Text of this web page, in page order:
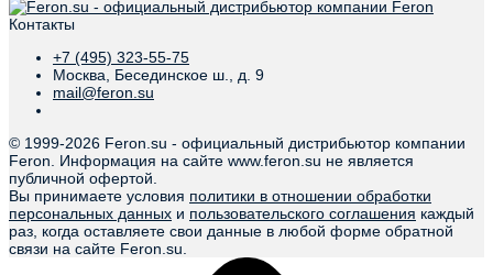
Контакты
+7 (495) 323-55-75
Москва, Бесединское ш., д. 9
mail@feron.su
© 1999-2026 Feron.su - официальный дистрибьютор компании
Feron. Информация на сайте www.feron.su не является
публичной офертой.
Вы принимаете условия политики в отношении обработки
персональных данных и пользовательского соглашения каждый
раз, когда оставляете свои данные в любой форме обратной
связи на сайте Feron.su.